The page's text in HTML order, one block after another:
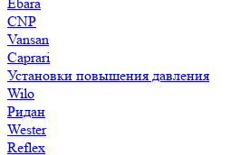
CNP
Vansan
Caprari
Установки повышения давления
Wilo
Ридан
Wester
Reflex